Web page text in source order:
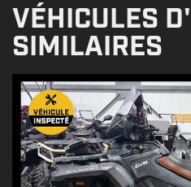
VÉHICULES
SIMILAIRES